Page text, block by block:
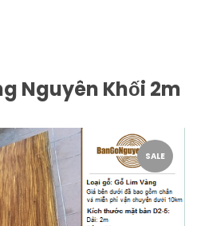
Nguyên Khối 2m
SALE